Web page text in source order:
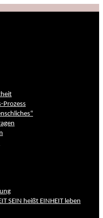
Prozess
SEIN heißt EINHEIT leben